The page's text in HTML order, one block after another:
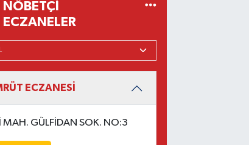
NÖBETÇI
ECZANELER
ECZANESİ
MAH. GÜLFİDAN SOK. NO:3